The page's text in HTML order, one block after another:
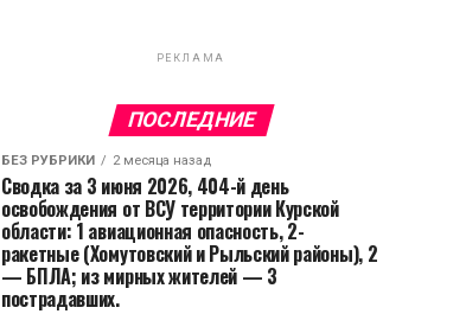
РЕКЛАМА
ПОСЛЕДНИЕ
БЕЗ РУБРИКИ 2 месяца назад
Сводка за 3 июня 2026, 404-й день
освобождения от ВСУ территории Курской
области: 1 авиационная опасность, 2-
ракетные (Хомутовский и Рыльский районы), 2
— БПЛА; из мирных жителей — 3
пострадавших.